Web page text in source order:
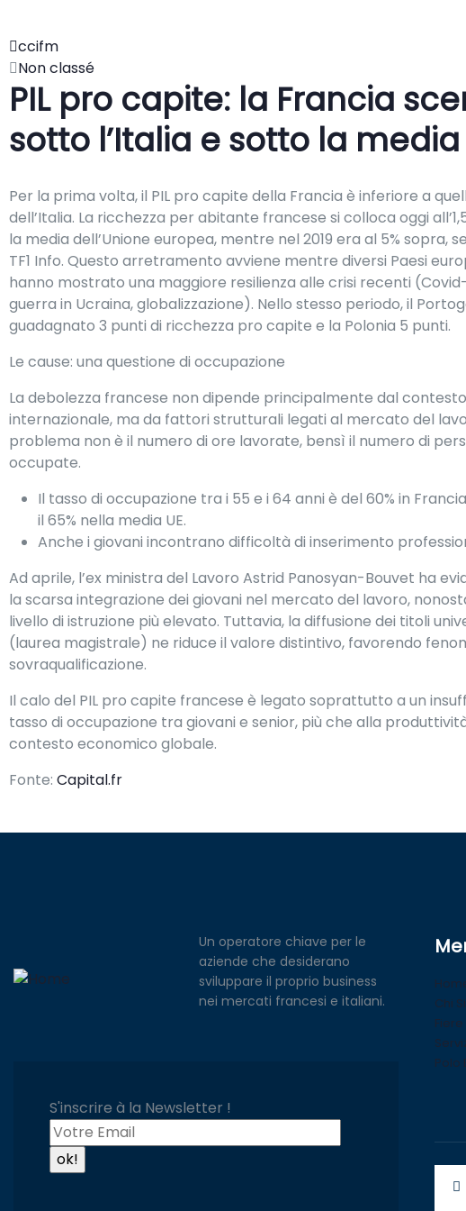
ccifm
Non classé
PIL pro capite: la Francia
sotto l’Italia e sotto la media
Per la prima volta, il PIL pro capite della Francia è inferiore a
dell’Italia. La ricchezza per abitante francese si colloca oggi
la media dell’Unione europea, mentre nel 2019 era al 5% sopra,
TF1 Info. Questo arretramento avviene mentre diversi Paesi
hanno mostrato una maggiore resilienza alle crisi recenti (Covid-
guerra in Ucraina, globalizzazione). Nello stesso periodo, il
guadagnato 3 punti di ricchezza pro capite e la Polonia 5 punti.
Le cause: una questione di occupazione
La debolezza francese non dipende principalmente dal contesto
internazionale, ma da fattori strutturali legati al mercato del
problema non è il numero di ore lavorate, bensì il numero di
occupate.
Il tasso di occupazione tra i 55 e i 64 anni è del 60% in
il 65% nella media UE.
Anche i giovani incontrano difficoltà di inserimento
Ad aprile, l’ex ministra del Lavoro Astrid Panosyan-Bouvet ha
la scarsa integrazione dei giovani nel mercato del lavoro,
livello di istruzione più elevato. Tuttavia, la diffusione dei titoli
(laurea magistrale) ne riduce il valore distintivo, favorendo
sovraqualificazione.
Il calo del PIL pro capite francese è legato soprattutto a un
tasso di occupazione tra giovani e senior, più che alla
contesto economico globale.
Fonte: Capital.fr
Un operatore chiave per le
aziende che desiderano
sviluppare il proprio business
nei mercati francesi e italiani.
S'inscrire à la Newsletter !
Chi
Polo